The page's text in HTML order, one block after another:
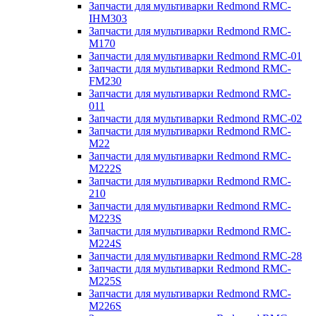
Запчасти для мультиварки Redmond RMC-
IHM303
Запчасти для мультиварки Redmond RMC-
M170
Запчасти для мультиварки Redmond RMC-01
Запчасти для мультиварки Redmond RMC-
FM230
Запчасти для мультиварки Redmond RMC-
011
Запчасти для мультиварки Redmond RMC-02
Запчасти для мультиварки Redmond RMC-
M22
Запчасти для мультиварки Redmond RMC-
M222S
Запчасти для мультиварки Redmond RMC-
210
Запчасти для мультиварки Redmond RMC-
M223S
Запчасти для мультиварки Redmond RMC-
M224S
Запчасти для мультиварки Redmond RMC-28
Запчасти для мультиварки Redmond RMC-
M225S
Запчасти для мультиварки Redmond RMC-
M226S